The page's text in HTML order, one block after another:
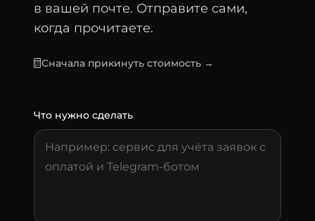
в вашей почте. Отправите сами,
когда прочитаете.
Сначала прикинуть стоимость →
Что нужно сделать